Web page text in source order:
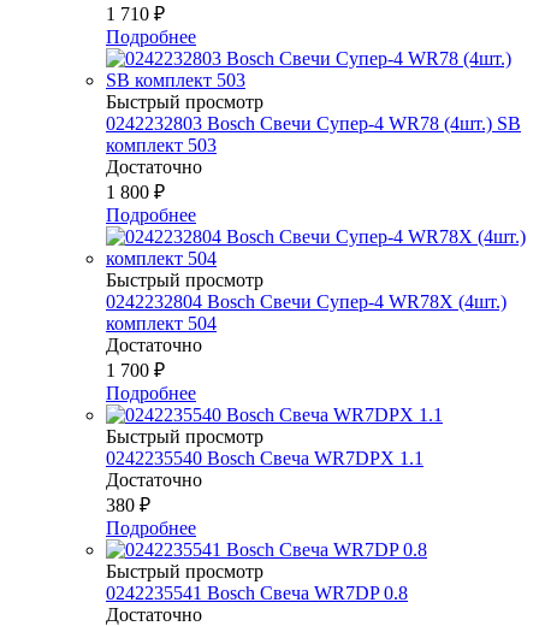
1 710 ₽
Подробнее
Быстрый просмотр
0242232803 Bosch Свечи Супер-4 WR78 (4шт.) SB
комплект 503
Достаточно
1 800 ₽
Подробнее
Быстрый просмотр
0242232804 Bosch Свечи Супер-4 WR78Х (4шт.)
комплект 504
Достаточно
1 700 ₽
Подробнее
Быстрый просмотр
0242235540 Bosch Свеча WR7DPX 1.1
Достаточно
380 ₽
Подробнее
Быстрый просмотр
0242235541 Bosch Свеча WR7DP 0.8
Достаточно